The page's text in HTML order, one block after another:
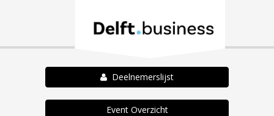
Deelnemerslijst
Event Overzicht